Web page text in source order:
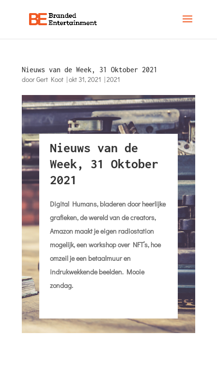
Nieuws van de Week, 31 Oktober 2021
doorGert Koot|okt 31, 2021 |2021
Nieuws van de
Week, 31 Oktober
2021
Digital Humans, bladeren door heerlijke
grafieken, de wereld van de creators,
Amazon maakt je eigen radiostation
mogelijk, een workshop over NFT’s, hoe
omzeil je een betaalmuur en
indrukwekkende beelden. Mooie
zondag.